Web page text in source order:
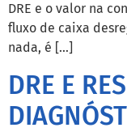
DRE e o valor na
fluxo de caixa
nada, é […]
DRE E